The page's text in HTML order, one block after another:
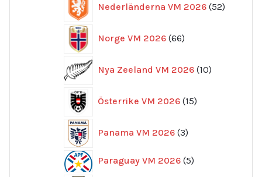
Nederländerna VM 2026 52
Norge VM 2026 66
produkter
Nya Zeeland VM 2026 10
produkter
Österrike VM 2026 15
produkter
Panama VM 2026 3
produkter
Paraguay VM 2026 55